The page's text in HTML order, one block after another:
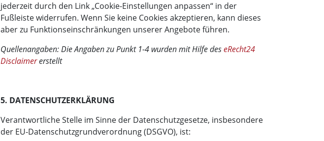
jederzeit durch den Link „Cookie-Einstellungen anpassen“ in der
Fußleiste widerrufen. Wenn Sie keine Cookies akzeptieren, kann dieses
aber zu Funktionseinschränkungen unserer Angebote führen.
Quellenangaben: Die Angaben zu Punkt 1-4 wurden mit Hilfe deseRecht24
Disclaimererstellt
5. DATENSCHUTZERKLÄRUNG
Verantwortliche Stelle im Sinne der Datenschutzgesetze, insbesondere
der EU-Datenschutzgrundverordnung (DSGVO), ist: